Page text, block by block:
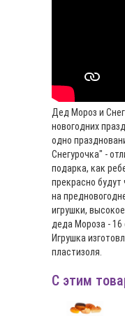
Дед Мороз и
новогодних
одно
Снегурочка" -
подарка, как
прекрасно будут
на
игрушки,
деда Мороза - 16
Игрушка
пластизоля.
С этим